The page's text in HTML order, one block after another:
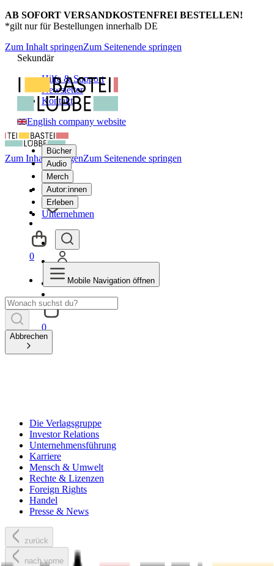
AB SOFORT VERSANDKOSTENFREI BESTELLEN!
*gilt nur für Bestellungen innerhalb DE
Zum Inhalt springenZum Seitenende springen
Sekundär
Hilfe & Support
Newsletter
Kontakt
English company website
Bücher
Audio
Merch
Autor:innen
Erleben
Unternehmen
0
Zum Inhalt springenZum Seitenende springen
0
Mobile Navigation öffnen
Abbrechen
Die Verlagsgruppe
Investor Relations
Unternehmensführung
Karriere
Mensch & Umwelt
Rechte & Lizenzen
Foreign Rights
Handel
Presse & News
zurück
nach vorne